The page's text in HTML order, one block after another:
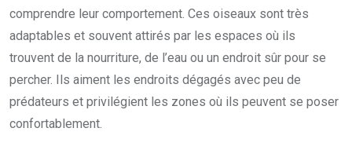
comprendre leur comportement. Ces oiseaux sont très
adaptables et souvent attirés par les espaces où ils
trouvent de la nourriture, de l’eau ou un endroit sûr pour se
percher. Ils aiment les endroits dégagés avec peu de
prédateurs et privilégient les zones où ils peuvent se poser
confortablement.